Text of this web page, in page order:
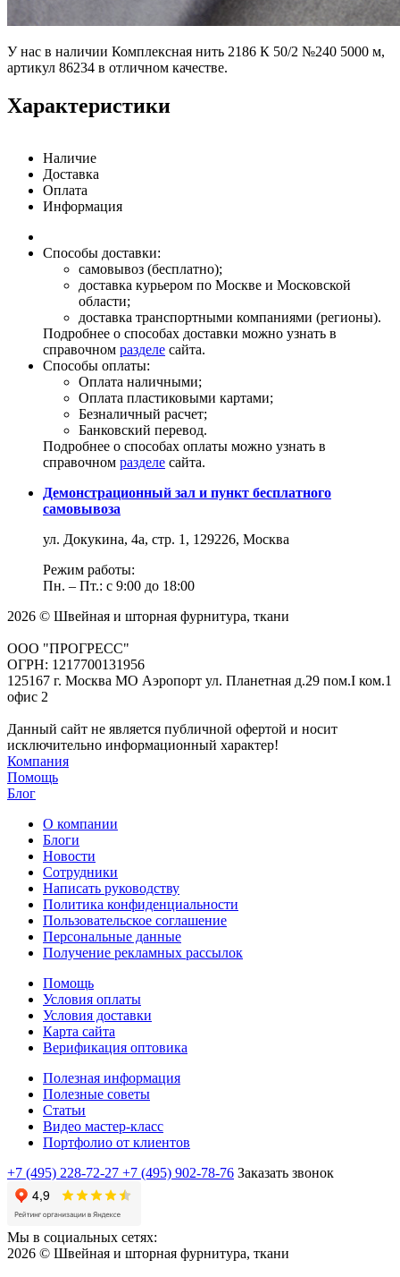
У нас в наличии Комплексная нить 2186 К 50/2 №240 5000 м,
артикул 86234 в отличном качестве.
Характеристики
Наличие
Доставка
Оплата
Информация
Способы доставки:
самовывоз (бесплатно);
доставка курьером по Москве и Московской
области;
доставка транспортными компаниями (регионы).
Подробнее о способах доставки можно узнать в
справочном разделе сайта.
Способы оплаты:
Оплата наличными;
Оплата пластиковыми картами;
Безналичный расчет;
Банковский перевод.
Подробнее о способах оплаты можно узнать в
справочном разделе сайта.
Демонстрационный зал и пункт бесплатного
самовывоза
ул. Докукина, 4а, стр. 1, 129226, Москва
Режим работы:
Пн. – Пт.: с 9:00 до 18:00
2026 © Швейная и шторная фурнитура, ткани
ООО "ПРОГРЕСС"
ОГРН: 1217700131956
125167 г. Москва МО Аэропорт ул. Планетная д.29 пом.I ком.1
офис 2
Данный сайт не является публичной офертой и носит
исключительно информационный характер!
Компания
Помощь
Блог
О компании
Блоги
Новости
Сотрудники
Написать руководству
Политика конфиденциальности
Пользовательское соглашение
Персональные данные
Получение рекламных рассылок
Помощь
Условия оплаты
Условия доставки
Карта сайта
Верификация оптовика
Полезная информация
Полезные советы
Статьи
Видео мастер-класс
Портфолио от клиентов
+7 (495) 228-72-27 +7 (495) 902-78-76 Заказать звонок
Мы в социальных сетях:
2026 © Швейная и шторная фурнитура, ткани